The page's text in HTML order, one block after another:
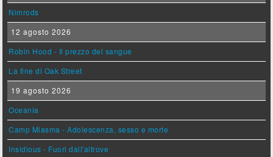
Nimrods
12 agosto 2026
Robin Hood - Il prezzo del sangue
La fine di Oak Street
19 agosto 2026
Oceania
Camp Miasma - Adolescenza, sesso e morte
Insidious - Fuori dall'altrove